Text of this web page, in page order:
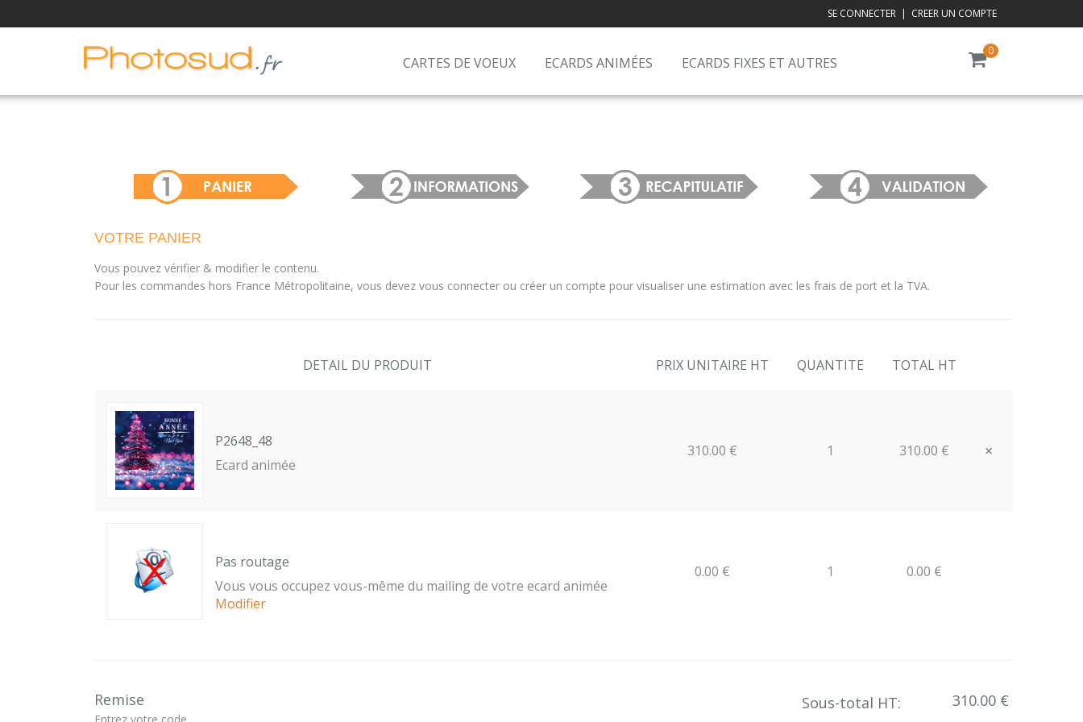
SE CONNECTER | CREER UN COMPTE
0
CARTES DE VOEUX ECARDS ANIMÉES ECARDS FIXES ET AUTRES
VOTRE PANIER
Vous pouvez vérifier & modifier le contenu.
Pour les commandes hors France Métropolitaine, vous devez vous connecter ou créer un compte pour visualiser une estimation avec les frais de port et la TVA.
DETAIL DU PRODUIT PRIX UNITAIRE HT QUANTITE TOTAL HT
P2648_48
Ecard animée
310.00 € 1 310.00 € ×
Close
Pas routage
Vous vous occupez vous-même du mailing de votre ecard animée
Modifier
0.00 € 1 0.00 €
Remise Sous-total HT:
310.00 €